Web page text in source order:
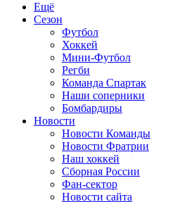
Ещё
Сезон
Футбол
Хоккей
Мини-Футбол
Регби
Команда Спартак
Наши соперники
Бомбардиры
Новости
Новости Команды
Новости Фратрии
Наш хоккей
Сборная России
Фан-cектор
Новости сайта